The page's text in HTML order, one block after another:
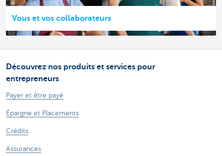
Vous et vos collaborateurs
Découvrez nos produits et services pour
entrepreneurs
Payer et être payé
Épargne et Placements
Crédits
Assurances